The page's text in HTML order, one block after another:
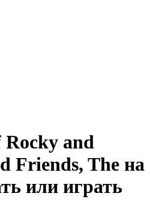
Rocky and
Friends, The на
или играть